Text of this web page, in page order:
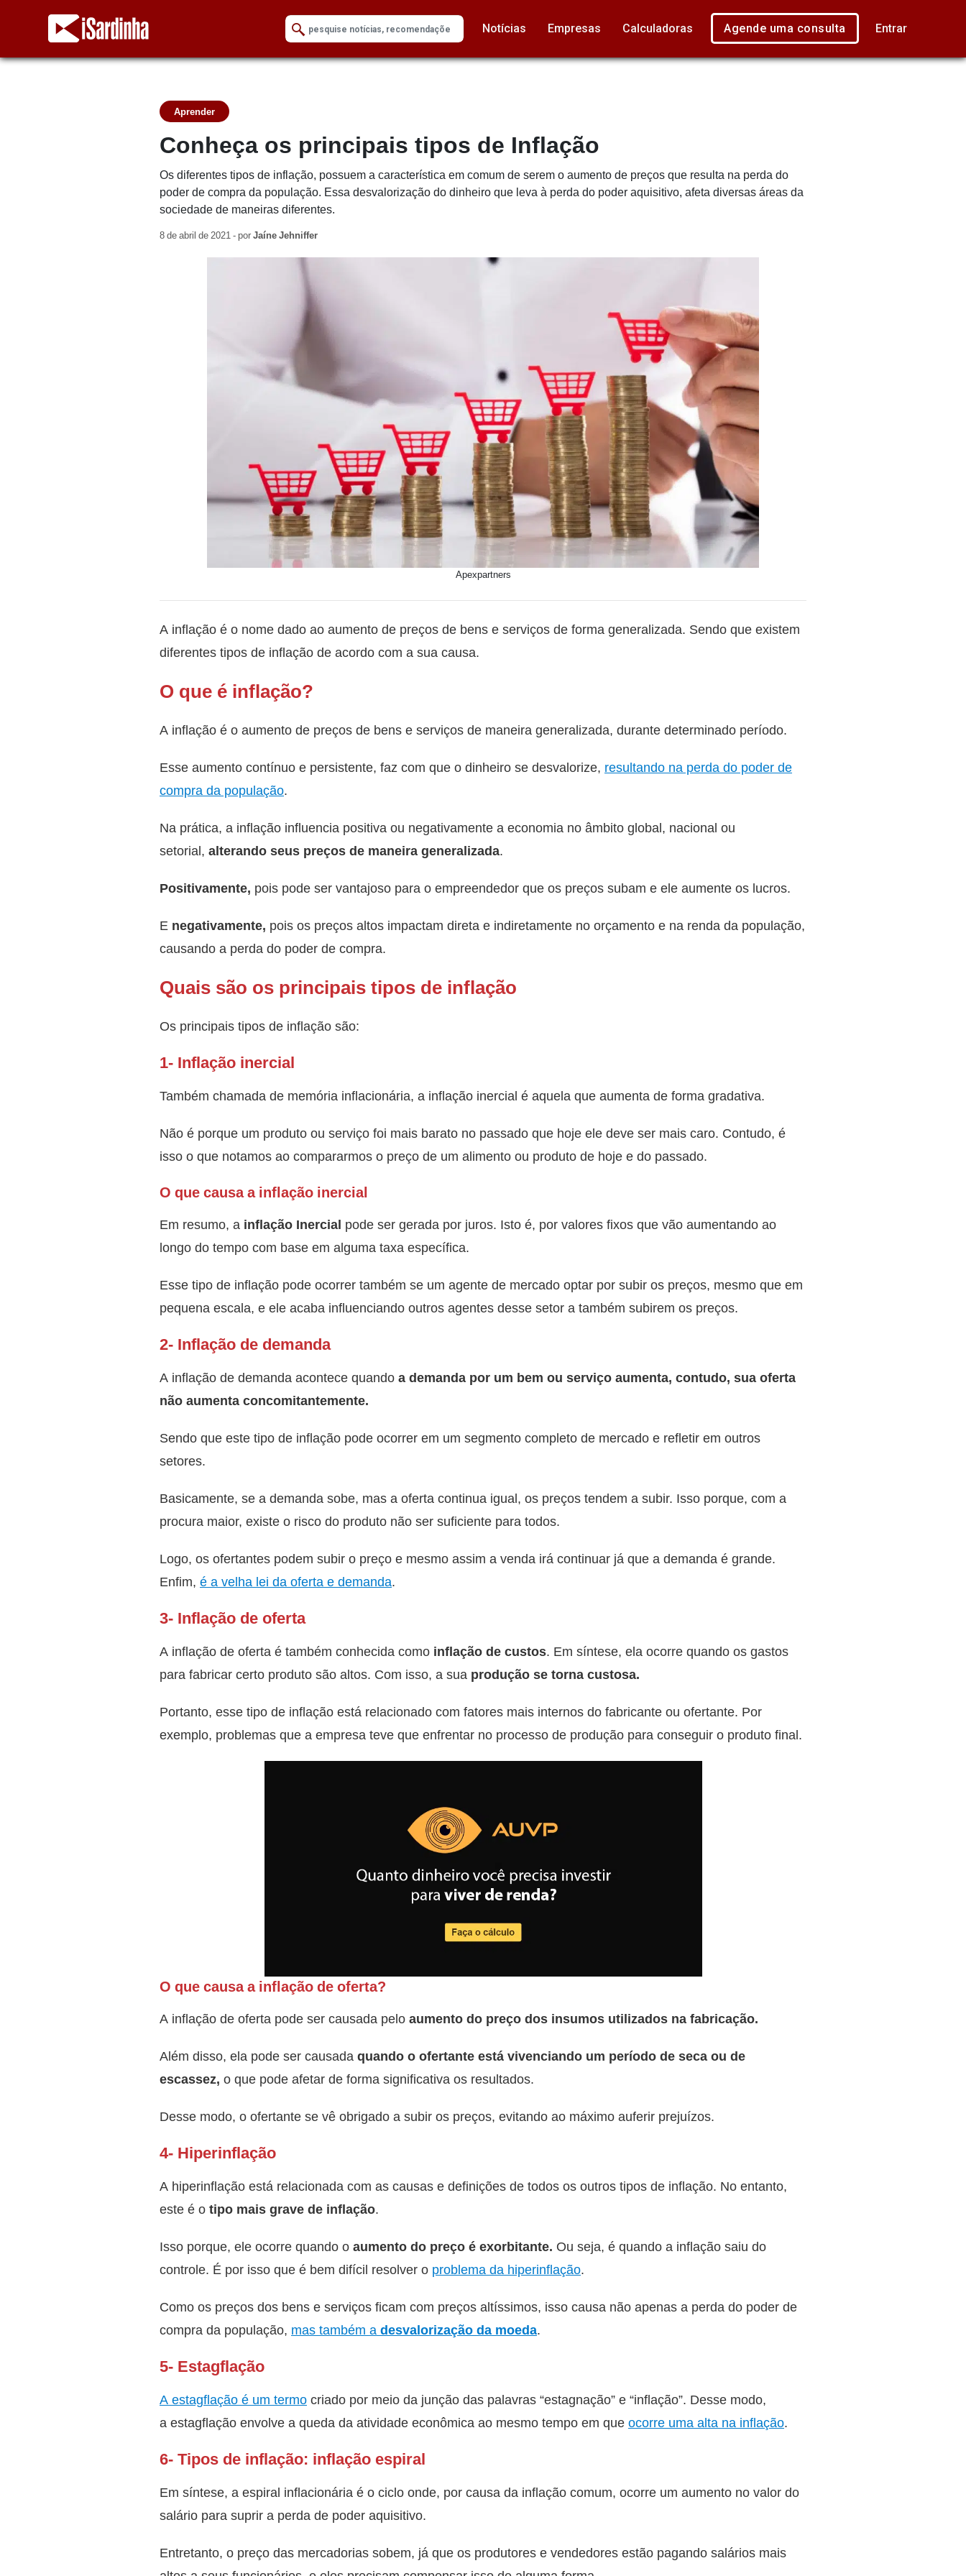
Notícias Empresas Calculadoras Agende uma consulta Entrar
Aprender
Conheça os principais tipos de Inflação
Os diferentes tipos de inflação, possuem a característica em comum de serem o aumento de preços que resulta na perda do
poder de compra da população. Essa desvalorização do dinheiro que leva à perda do poder aquisitivo, afeta diversas áreas da
sociedade de maneiras diferentes.
8 de abril de 2021 - porJaíne Jehniffer
Apexpartners
A inflação é o nome dado ao aumento de preços de bens e serviços de forma generalizada. Sendo que existem
diferentes tipos de inflação de acordo com a sua causa.
O que é inflação?
A inflação é o aumento de preços de bens e serviços de maneira generalizada, durante determinado período.
Esse aumento contínuo e persistente, faz com que o dinheiro se desvalorize, resultando na perda do poder de
compra da população.
Na prática, a inflação influencia positiva ou negativamente a economia no âmbito global, nacional ou
setorial, alterando seus preços de maneira generalizada.
Positivamente, pois pode ser vantajoso para o empreendedor que os preços subam e ele aumente os lucros.
E negativamente, pois os preços altos impactam direta e indiretamente no orçamento e na renda da população,
causando a perda do poder de compra.
Quais são os principais tipos de inflação
Os principais tipos de inflação são:
1- Inflação inercial
Também chamada de memória inflacionária, a inflação inercial é aquela que aumenta de forma gradativa.
Não é porque um produto ou serviço foi mais barato no passado que hoje ele deve ser mais caro. Contudo, é
isso o que notamos ao compararmos o preço de um alimento ou produto de hoje e do passado.
O que causa a inflação inercial
Em resumo, a inflação Inercial pode ser gerada por juros. Isto é, por valores fixos que vão aumentando ao
longo do tempo com base em alguma taxa específica.
Esse tipo de inflação pode ocorrer também se um agente de mercado optar por subir os preços, mesmo que em
pequena escala, e ele acaba influenciando outros agentes desse setor a também subirem os preços.
2- Inflação de demanda
A inflação de demanda acontece quando a demanda por um bem ou serviço aumenta, contudo, sua oferta
não aumenta concomitantemente.
Sendo que este tipo de inflação pode ocorrer em um segmento completo de mercado e refletir em outros
setores.
Basicamente, se a demanda sobe, mas a oferta continua igual, os preços tendem a subir. Isso porque, com a
procura maior, existe o risco do produto não ser suficiente para todos.
Logo, os ofertantes podem subir o preço e mesmo assim a venda irá continuar já que a demanda é grande.
Enfim, é a velha lei da oferta e demanda.
3- Inflação de oferta
A inflação de oferta é também conhecida como inflação de custos. Em síntese, ela ocorre quando os gastos
para fabricar certo produto são altos. Com isso, a sua produção se torna custosa.
Portanto, esse tipo de inflação está relacionado com fatores mais internos do fabricante ou ofertante. Por
exemplo, problemas que a empresa teve que enfrentar no processo de produção para conseguir o produto final.
O que causa a inflação de oferta?
A inflação de oferta pode ser causada pelo aumento do preço dos insumos utilizados na fabricação.
Além disso, ela pode ser causada quando o ofertante está vivenciando um período de seca ou de
escassez, o que pode afetar de forma significativa os resultados.
Desse modo, o ofertante se vê obrigado a subir os preços, evitando ao máximo auferir prejuízos.
4- Hiperinflação
A hiperinflação está relacionada com as causas e definições de todos os outros tipos de inflação. No entanto,
este é o tipo mais grave de inflação.
Isso porque, ele ocorre quando o aumento do preço é exorbitante. Ou seja, é quando a inflação saiu do
controle. É por isso que é bem difícil resolver o problema da hiperinflação.
Como os preços dos bens e serviços ficam com preços altíssimos, isso causa não apenas a perda do poder de
compra da população, mas também a desvalorização da moeda.
5- Estagflação
A estagflação é um termo criado por meio da junção das palavras “estagnação” e “inflação”. Desse modo,
a estagflação envolve a queda da atividade econômica ao mesmo tempo em que ocorre uma alta na inflação.
6- Tipos de inflação: inflação espiral
Em síntese, a espiral inflacionária é o ciclo onde, por causa da inflação comum, ocorre um aumento no valor do
salário para suprir a perda de poder aquisitivo.
Entretanto, o preço das mercadorias sobem, já que os produtores e vendedores estão pagando salários mais